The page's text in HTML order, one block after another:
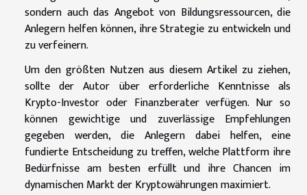
sondern auch das Angebot von Bildungsressourcen, die
Anlegern helfen können, ihre Strategie zu entwickeln und
zu verfeinern.
Um den größten Nutzen aus diesem Artikel zu ziehen,
sollte der Autor über erforderliche Kenntnisse als
Krypto-Investor oder Finanzberater verfügen. Nur so
können gewichtige und zuverlässige Empfehlungen
gegeben werden, die Anlegern dabei helfen, eine
fundierte Entscheidung zu treffen, welche Plattform ihre
Bedürfnisse am besten erfüllt und ihre Chancen im
dynamischen Markt der Kryptowährungen maximiert.